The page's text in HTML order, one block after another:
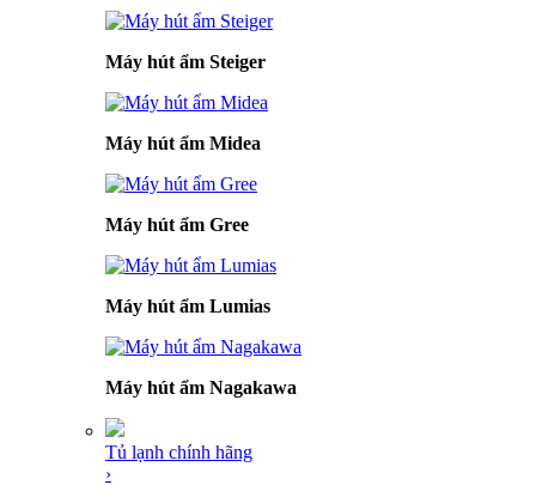
Máy hút ẩm Steiger
Máy hút ẩm Midea
Máy hút ẩm Gree
Máy hút ẩm Lumias
Máy hút ẩm Nagakawa
Tủ lạnh chính hãng
›